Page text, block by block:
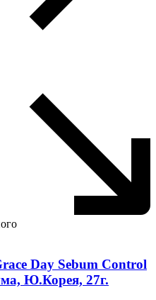
Day Sebum Control
Ю.Корея, 27г.